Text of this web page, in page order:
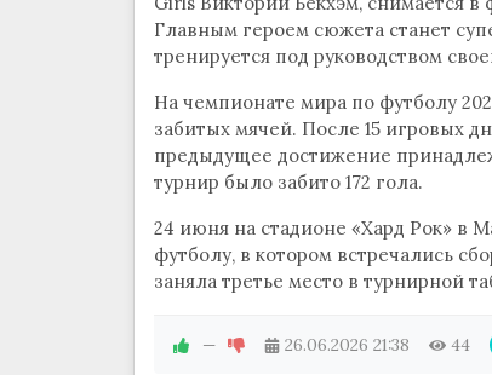
Главным героем сюжета станет
тренируется под руководством
На чемпионате мира по футболу
забитых мячей. После 15 игровых
предыдущее достижение
турнир было забито 172 гола.
24 июня на стадионе «Хард Рок» в
футболу, в котором встречались
заняла третье место в турнирной
— 26.06.2026 21:38 44